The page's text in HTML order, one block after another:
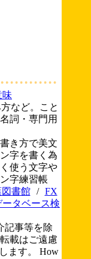
味
など。こと
詞・専門用
き方で美文
字を書く為
使う文字や
字練習帳
書館 /
FX
タベース検
記事等を除
載はご遠慮
ます。 How